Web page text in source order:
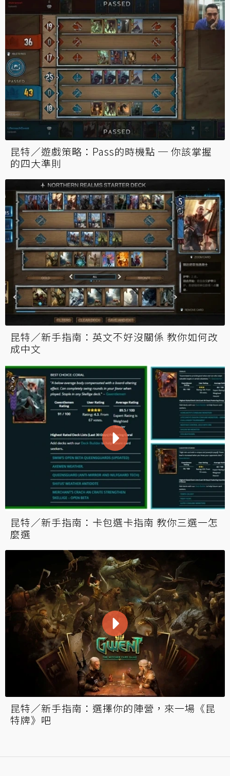
昆特／遊戲策略：Pass的時機點 ─ 你該掌握
的四大準則
昆特／新手指南：英文不好沒關係 教你如何改
成中文
昆特／新手指南：卡包選卡指南 教你三選一怎
麼選
昆特／新手指南：選擇你的陣營，來一場《昆
特牌》吧